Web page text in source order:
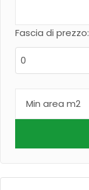
Fascia di prezzo: